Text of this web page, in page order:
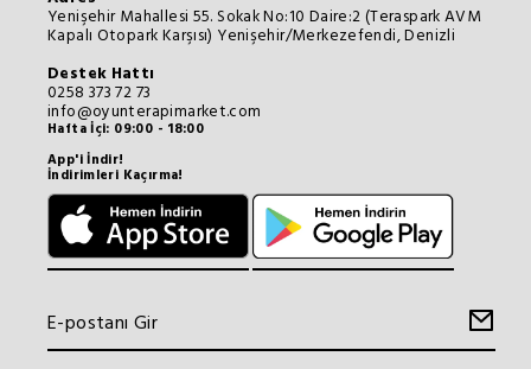
Yenişehir Mahallesi 55. Sokak No:10 Daire:2 (Teraspark AVM
Kapalı Otopark Karşısı) Yenişehir/Merkezefendi, Denizli
Destek Hattı
0258 373 72 73
info@oyunterapimarket.com
Hafta İçi: 09:00 - 18:00
App'i İndir!
İndirimleri Kaçırma!